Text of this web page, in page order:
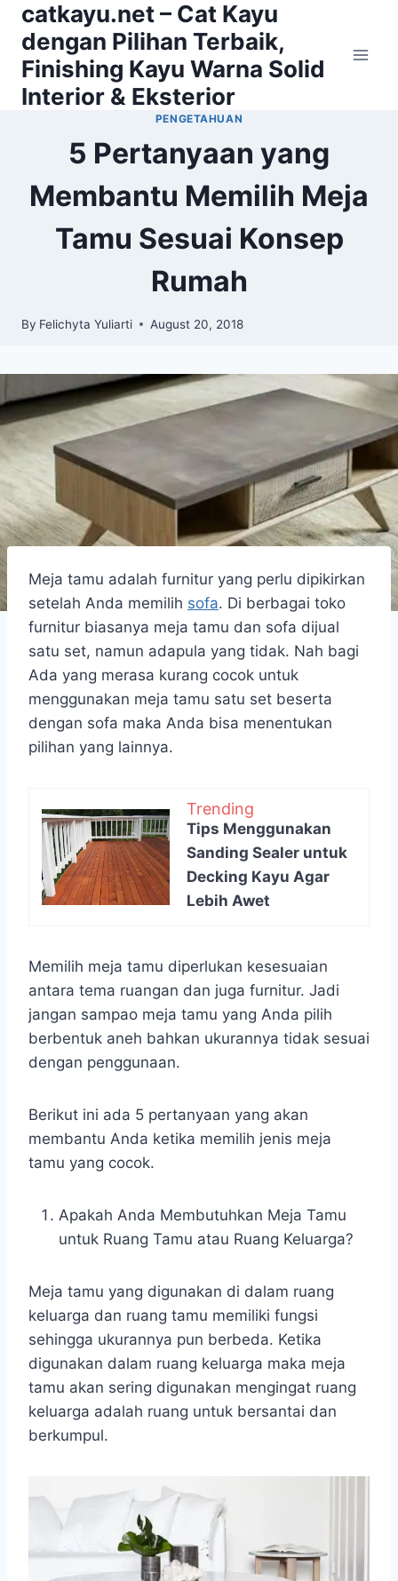
Skip
content
catkayu.net – Cat Kayu
dengan Pilihan Terbaik,
Finishing Kayu Warna Solid
Interior & Eksterior
PENGETAHUAN
5 Pertanyaan yang
Membantu Memilih Meja
Tamu Sesuai Konsep
Rumah
By Felichyta Yuliarti August 20, 2018
Meja tamu adalah furnitur yang perlu dipikirkan
setelah Anda memilih sofa. Di berbagai toko
furnitur biasanya meja tamu dan sofa dijual
satu set, namun adapula yang tidak. Nah bagi
Ada yang merasa kurang cocok untuk
menggunakan meja tamu satu set beserta
dengan sofa maka Anda bisa menentukan
pilihan yang lainnya.
Trending
Tips Menggunakan
Sanding Sealer untuk
Decking Kayu Agar
Lebih Awet
Memilih meja tamu diperlukan kesesuaian
antara tema ruangan dan juga furnitur. Jadi
jangan sampao meja tamu yang Anda pilih
berbentuk aneh bahkan ukurannya tidak sesuai
dengan penggunaan.
Berikut ini ada 5 pertanyaan yang akan
membantu Anda ketika memilih jenis meja
tamu yang cocok.
Apakah Anda Membutuhkan Meja Tamu
untuk Ruang Tamu atau Ruang Keluarga?
Meja tamu yang digunakan di dalam ruang
keluarga dan ruang tamu memiliki fungsi
sehingga ukurannya pun berbeda. Ketika
digunakan dalam ruang keluarga maka meja
tamu akan sering digunakan mengingat ruang
keluarga adalah ruang untuk bersantai dan
berkumpul.